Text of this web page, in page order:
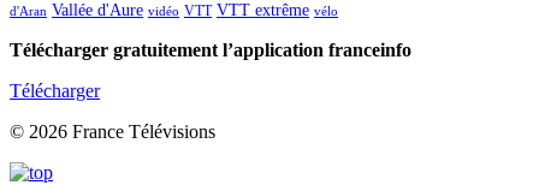
d'Aran Vallée d'Aure vidéo VTT VTT extrême vélo
Télécharger gratuitement l’application franceinfo
Télécharger
© 2026 France Télévisions